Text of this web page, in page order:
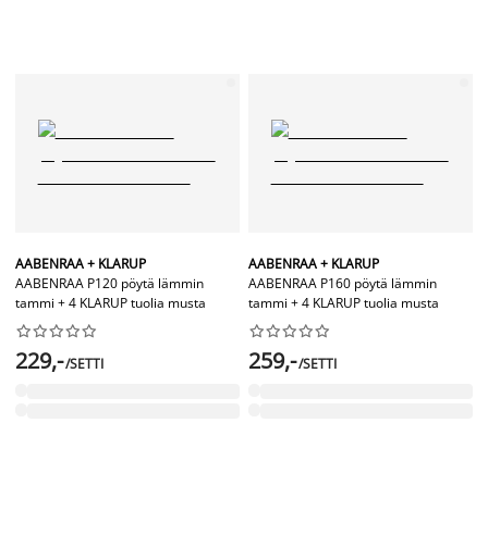
AABENRAA + KLARUP
AABENRAA P120 pöytä lämmin
tammi + 4 KLARUP tuolia musta






229,-/SETTI
AABENRAA + KLARUP
AABENRAA P160 pöytä lämmin
tammi + 4 KLARUP tuolia musta






259,-/SETTI